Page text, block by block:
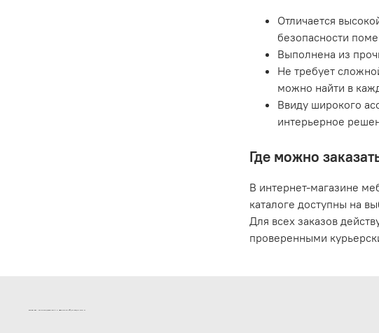
Отличается
безопасности
Выполнена из
Не требует
можно найти в
Ввиду широкого
интерьерное
Где можно
В интернет-магазине
каталоге доступны на
Для всех заказов
проверенными